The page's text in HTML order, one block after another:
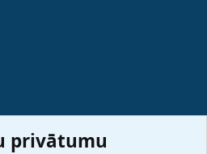
privātumu